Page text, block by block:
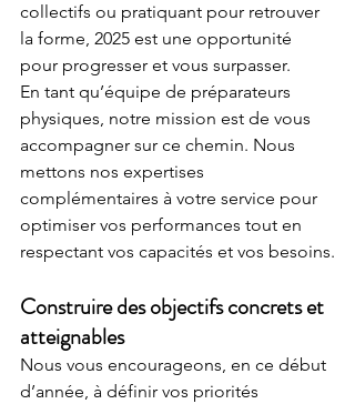
collectifs ou pratiquant pour retrouver
la forme, 2025 est une opportunité
pour progresser et vous surpasser.
En tant qu’équipe de préparateurs
physiques, notre mission est de vous
accompagner sur ce chemin. Nous
mettons nos expertises
complémentaires à votre service pour
optimiser vos performances tout en
respectant vos capacités et vos besoins.
Construire des objectifs concrets et
atteignables
Nous vous encourageons, en ce début
d’année, à définir vos priorités